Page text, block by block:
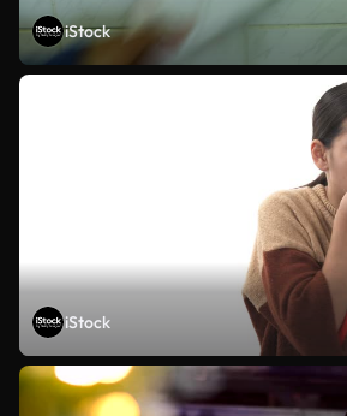
iStock
iStock